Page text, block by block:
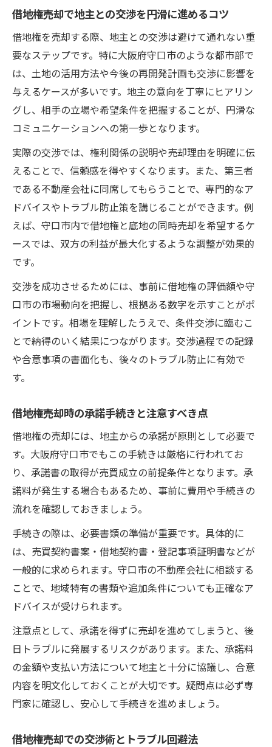
借地権売却で地主との交渉を円滑に進めるコツ
借地権を売却する際、地主との交渉は避けて通れない重
要なステップです。特に大阪府守口市のような都市部で
は、土地の活用方法や今後の再開発計画も交渉に影響を
与えるケースが多いです。地主の意向を丁寧にヒアリン
グし、相手の立場や希望条件を把握することが、円滑な
コミュニケーションへの第一歩となります。
実際の交渉では、権利関係の説明や売却理由を明確に伝
えることで、信頼感を得やすくなります。また、第三者
である不動産会社に同席してもらうことで、専門的なア
ドバイスやトラブル防止策を講じることができます。例
えば、守口市内で借地権と底地の同時売却を希望するケ
ースでは、双方の利益が最大化するような調整が効果的
です。
交渉を成功させるためには、事前に借地権の評価額や守
口市の市場動向を把握し、根拠ある数字を示すことがポ
イントです。相場を理解したうえで、条件交渉に臨むこ
とで納得のいく結果につながります。交渉過程での記録
や合意事項の書面化も、後々のトラブル防止に有効で
す。
借地権売却時の承諾手続きと注意すべき点
借地権の売却には、地主からの承諾が原則として必要で
す。大阪府守口市でもこの手続きは厳格に行われてお
り、承諾書の取得が売買成立の前提条件となります。承
諾料が発生する場合もあるため、事前に費用や手続きの
流れを確認しておきましょう。
手続きの際は、必要書類の準備が重要です。具体的に
は、売買契約書案・借地契約書・登記事項証明書などが
一般的に求められます。守口市の不動産会社に相談する
ことで、地域特有の書類や追加条件についても正確なア
ドバイスが受けられます。
注意点として、承諾を得ずに売却を進めてしまうと、後
日トラブルに発展するリスクがあります。また、承諾料
の金額や支払い方法について地主と十分に協議し、合意
内容を明文化しておくことが大切です。疑問点は必ず専
門家に確認し、安心して手続きを進めましょう。
借地権売却での交渉術とトラブル回避法